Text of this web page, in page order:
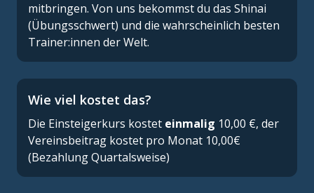
mitbringen. Von uns bekommst du das Shinai
(Übungsschwert) und die wahrscheinlich besten
Trainer:innen der Welt.
Wie viel kostet das?
Die Einsteigerkurs kostet einmalig 10,00 €, der
Vereinsbeitrag kostet pro Monat 10,00€
(Bezahlung Quartalsweise)